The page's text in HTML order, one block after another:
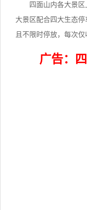
四面山内各大景
大景区配合四大生态
且不限时停放，每次
广告：